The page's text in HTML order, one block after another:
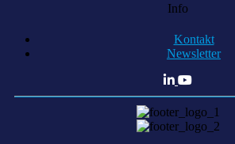
Info
Kontakt
Newsletter